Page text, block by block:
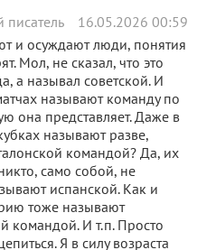
16.05.2026 00:59
и осуждают люди, понятия
Мол, не сказал, что это
а называл советской. И
называют команду по
она представляет. Даже в
называют разве,
командой? Да, их
само собой, не
испанской. Как и
тоже называют
командой. И т.п. Просто
Я в силу возраста